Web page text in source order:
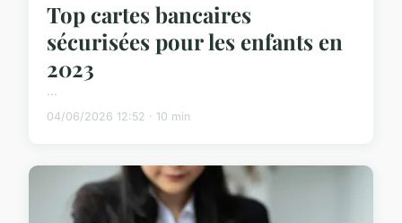
Top cartes bancaires
sécurisées pour les enfants en
2023
...
04/06/2026 12:52 · 10 min